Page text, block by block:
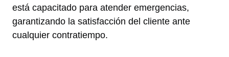
está capacitado para atender emergencias,
garantizando la satisfacción del cliente ante
cualquier contratiempo.